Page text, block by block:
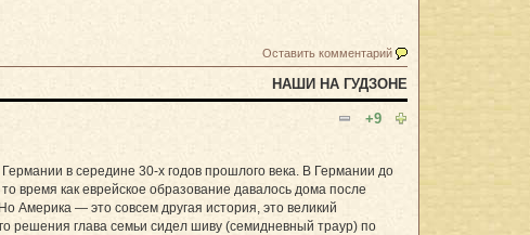
Оставить комментарий
НАШИ НА ГУДЗОНЕ
+9
в середине 30-х годов прошлого века. В Германии до
время как еврейское образование давалось дома после
Америка — это совсем другая история, это великий
решения глава семьи сидел шиву (семидневный траур) по